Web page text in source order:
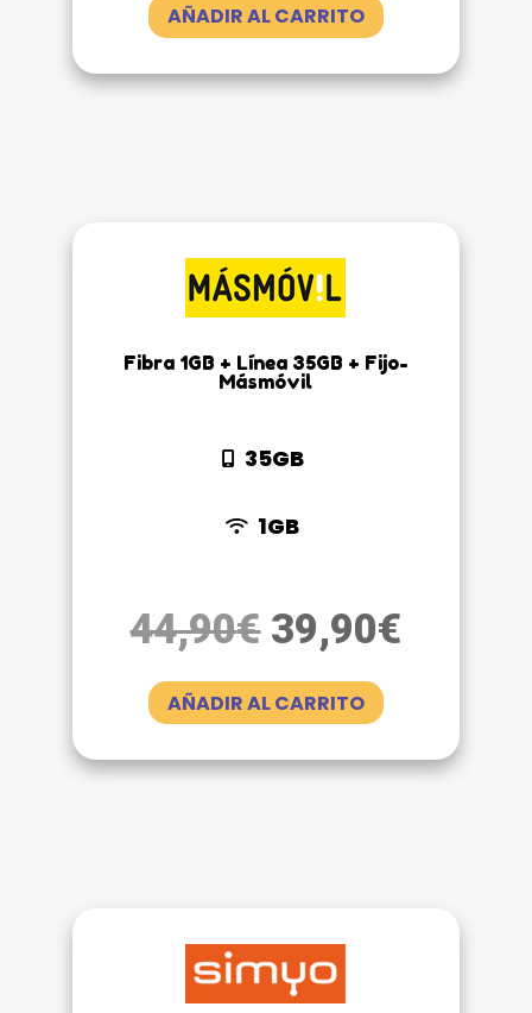
AÑADIR AL CARRITO
Fibra 1GB + Línea 35GB + Fijo-
Másmóvil
35GB
1GB
44,90€ El
precio
original
era:
44,90€.
39,90€
AÑADIR AL CARRITO